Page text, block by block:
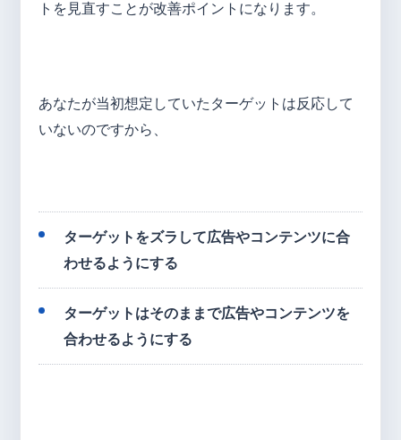
トを見直すことが改善ポイントになります。
あなたが当初想定していたターゲットは反応して
いないのですから、
ターゲットをズラして広告やコンテンツに合
わせるようにする
ターゲットはそのままで広告やコンテンツを
合わせるようにする